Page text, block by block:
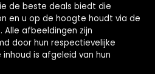
de beste deals biedt die
en u op de hoogte houdt via de
afbeeldingen zijn
door hun respectievelijke
is afgeleid van hun